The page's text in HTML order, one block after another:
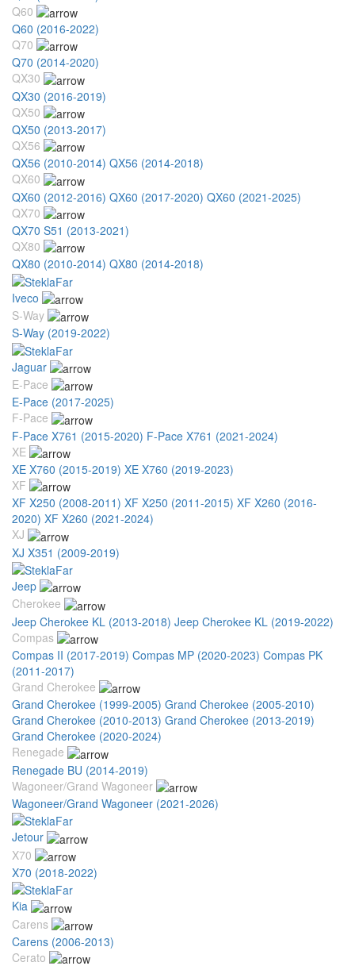
Q60
Q60 (2016-2022)
Q70
Q70 (2014-2020)
QX30
QX30 (2016-2019)
QX50
QX50 (2013-2017)
QX56
QX56 (2010-2014) QX56 (2014-2018)
QX60
QX60 (2012-2016) QX60 (2017-2020) QX60 (2021-2025)
QX70
QX70 S51 (2013-2021)
QX80
QX80 (2010-2014) QX80 (2014-2018)
Iveco
S-Way
S-Way (2019-2022)
Jaguar
E-Pace
E-Pace (2017-2025)
F-Pace
F-Pace X761 (2015-2020) F-Pace X761 (2021-2024)
XE
XE X760 (2015-2019) XE X760 (2019-2023)
XF
XF X250 (2008-2011) XF X250 (2011-2015) XF X260 (2016-
2020) XF X260 (2021-2024)
XJ
XJ X351 (2009-2019)
Jeep
Cherokee
Jeep Cherokee KL (2013-2018) Jeep Cherokee KL (2019-2022)
Compas
Compas II (2017-2019) Compas MP (2020-2023) Compas PK
(2011-2017)
Grand Cherokee
Grand Cherokee (1999-2005) Grand Cherokee (2005-2010)
Grand Cherokee (2010-2013) Grand Cherokee (2013-2019)
Grand Cherokee (2020-2024)
Renegade
Renegade BU (2014-2019)
Wagoneer/Grand Wagoneer
Wagoneer/Grand Wagoneer (2021-2026)
Jetour
X70
X70 (2018-2022)
Kia
Carens
Carens (2006-2013)
Cerato